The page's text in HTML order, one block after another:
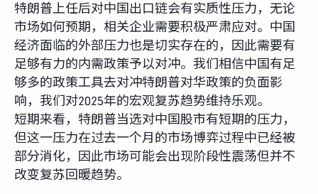
特朗普上任后对中国出口链会有实质性压力，无论
市场如何预期，相关企业需要积极严肃应对。中国
经济面临的外部压力也是切实存在的，因此需要有
足够有力的内需政策予以对冲。我们相信中国有足
够多的政策工具去对冲特朗普对华政策的负面影
响，我们对2025年的宏观复苏趋势维持乐观。
短期来看，特朗普当选对中国股市有短期的压力，
但这一压力在过去一个月的市场博弈过程中已经被
部分消化，因此市场可能会出现阶段性震荡但并不
改变复苏回暖趋势。